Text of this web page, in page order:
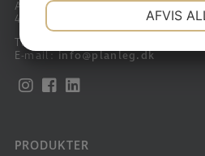
Arnakkegårds Alle 60
4390 Vipperød
Tlf:
E-mail:info@planleg.dk
PRODUKTER
MARKETING
AFVIS